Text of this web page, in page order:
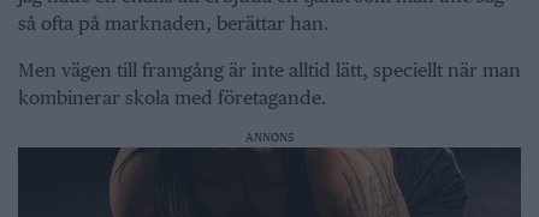
så ofta på marknaden, berättar han.
Men vägen till framgång är inte alltid lätt, speciellt när man
kombinerar skola med företagande.
ANNONS